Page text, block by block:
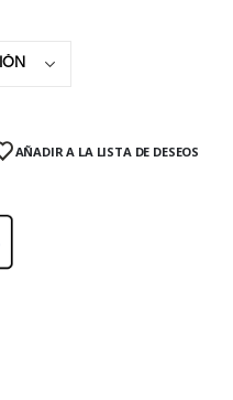
AÑADIR A LA LISTA DE DESEOS